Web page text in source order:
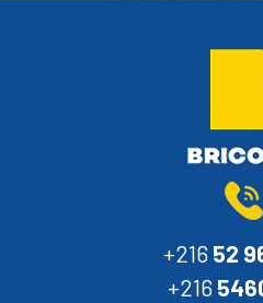
+216 52
+216